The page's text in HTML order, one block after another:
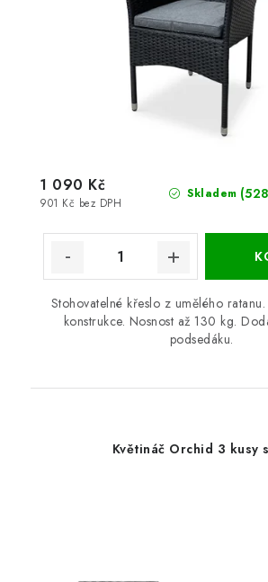
Skladem
901 Kč bez DPH
1 090 Kč
Stohovatelné křeslo z umělého
konstrukce. Nosnost až 130 kg.
podsedáku.
Květináč Orchid 3 kusy